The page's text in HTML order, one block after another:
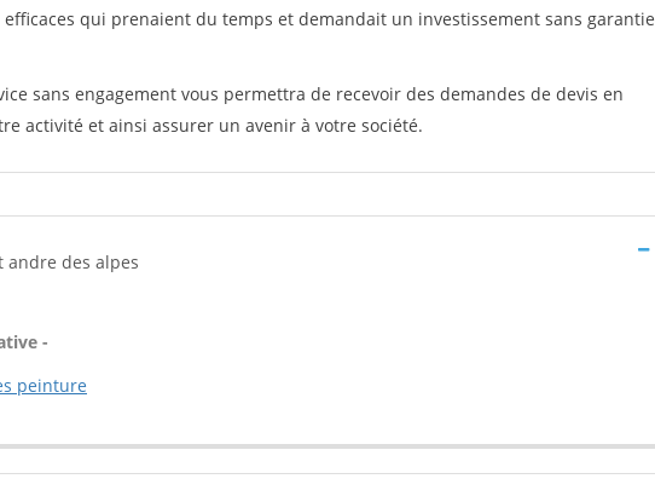
qui prenaient du temps et demandait un investissement sans garantie
sans engagement vous permettra de recevoir des demandes de devis en
activité et ainsi assurer un avenir à votre société.
andre des alpes
-
peinture